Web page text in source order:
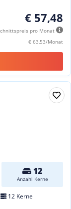
€ 57,48
pro Monat
€ 63,53/Monat
12
Anzahl Kerne
12 Kerne